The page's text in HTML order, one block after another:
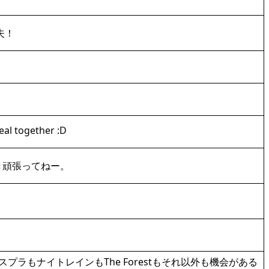
together :D
張ってねー。
ラもナイトレインもThe Forestもそれ以外も機会がある